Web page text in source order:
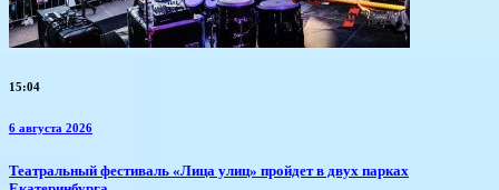
15:04
6 августа 2026
​Театральный фестиваль «Лица улиц» пройдет в двух парках